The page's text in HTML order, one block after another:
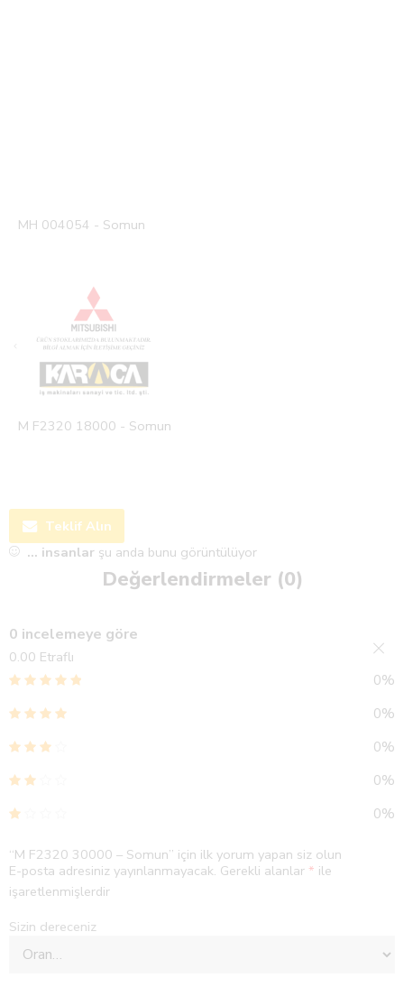
MH 004054 - Somun
M F2320 18000 - Somun
Teklif Alın
... insanlar şu anda bunu görüntülüyor
Değerlendirmeler (0)
0 incelemeye göre
0.00 Etraflı
0%
0%
0%
0%
0%
“M F2320 30000 – Somun” için ilk yorum yapan siz olun
E-posta adresiniz yayınlanmayacak. Gerekli alanlar * ile
işaretlenmişlerdir
Sizin dereceniz